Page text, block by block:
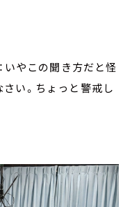
いやこの聞き方だと怪
い。ちょっと警戒し